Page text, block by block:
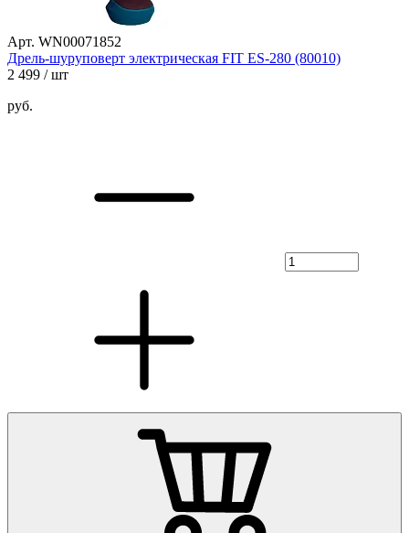
Арт. WN00071852
Дрель-шуруповерт электрическая FIT ES-280 (80010)
2 499 / шт
руб.